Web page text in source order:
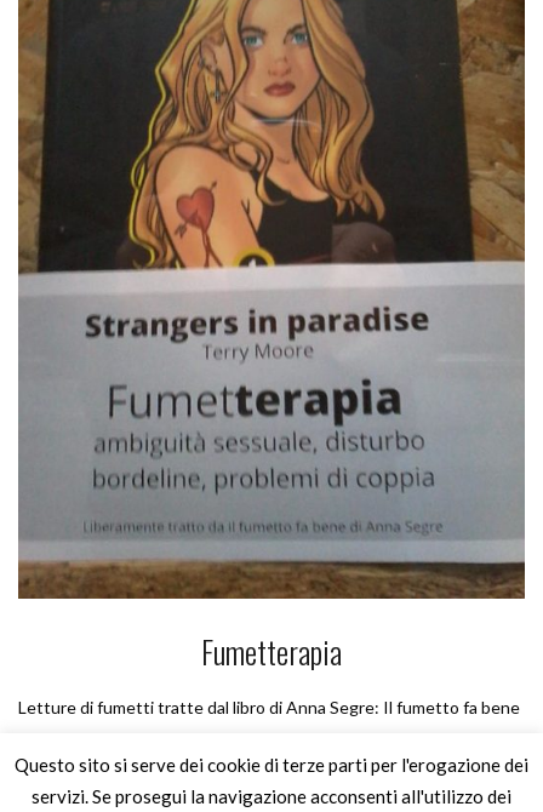
Fumetterapia
Letture di fumetti tratte dal libro di Anna Segre: Il fumetto fa bene
Questo sito si serve dei cookie di terze parti per l'erogazione dei
servizi. Se prosegui la navigazione acconsenti all'utilizzo dei